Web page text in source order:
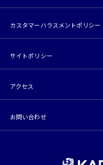
カスタマーハラスメントポリシー
サイトポリシー
アクセス
お問い合わせ